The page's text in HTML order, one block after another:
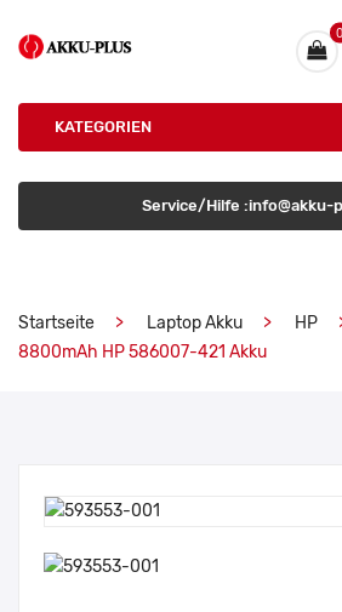
0
KATEGORIEN
Service/Hilfe :info@akku-
Startseite Laptop Akku
HP
8800mAh HP 586007-421 Akku